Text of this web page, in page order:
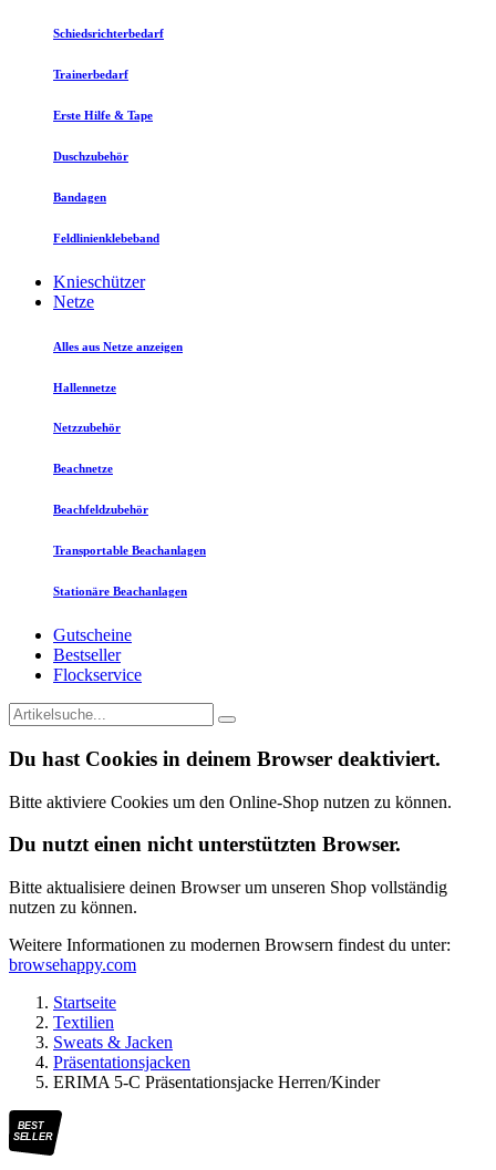
Schiedsrichterbedarf
Trainerbedarf
Erste Hilfe & Tape
Duschzubehör
Bandagen
Feldlinienklebeband
Knieschützer
Netze
Alles aus Netze anzeigen
Hallennetze
Netzzubehör
Beachnetze
Beachfeldzubehör
Transportable Beachanlagen
Stationäre Beachanlagen
Gutscheine
Bestseller
Flockservice
Du hast Cookies in deinem Browser deaktiviert.
Bitte aktiviere Cookies um den Online-Shop nutzen zu können.
Du nutzt einen nicht unterstützten Browser.
Bitte aktualisiere deinen Browser um unseren Shop vollständig
nutzen zu können.
Weitere Informationen zu modernen Browsern findest du unter:
browsehappy.com
Startseite
Textilien
Sweats & Jacken
Präsentationsjacken
ERIMA 5-C Präsentationsjacke Herren/Kinder
BEST
SELLER